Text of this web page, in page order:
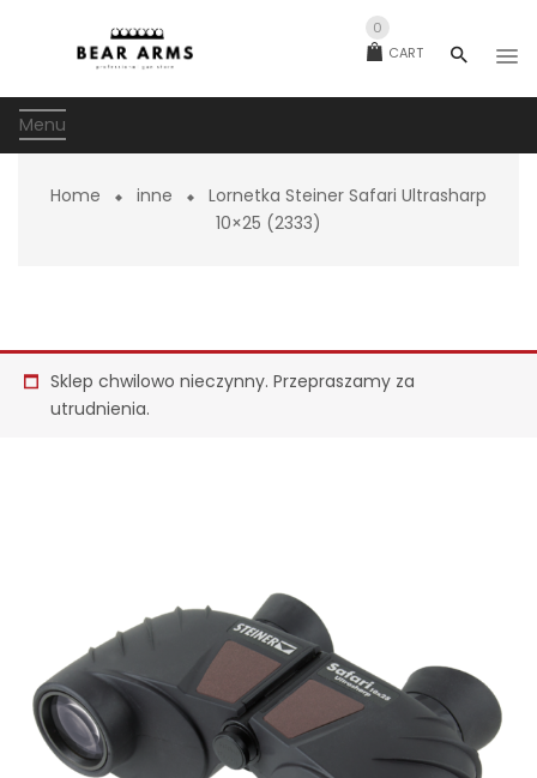
CART
0
Menu
Home inne
Lornetka Steiner Safari Ultrasharp
10×25 (2333)
Sklep chwilowo nieczynny. Przepraszamy za
utrudnienia.